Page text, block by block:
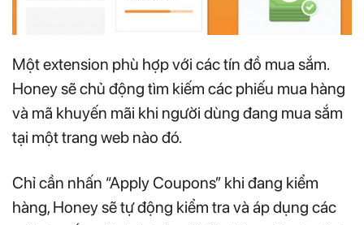
Một extension phù hợp với các tín đồ mua sắm.
Honey sẽ chủ động tìm kiếm các phiếu mua hàng
và mã khuyến mãi khi người dùng đang mua sắm
tại một trang web nào đó.
Chỉ cần nhấn “Apply Coupons” khi đang kiểm
hàng, Honey sẽ tự động kiểm tra và áp dụng các